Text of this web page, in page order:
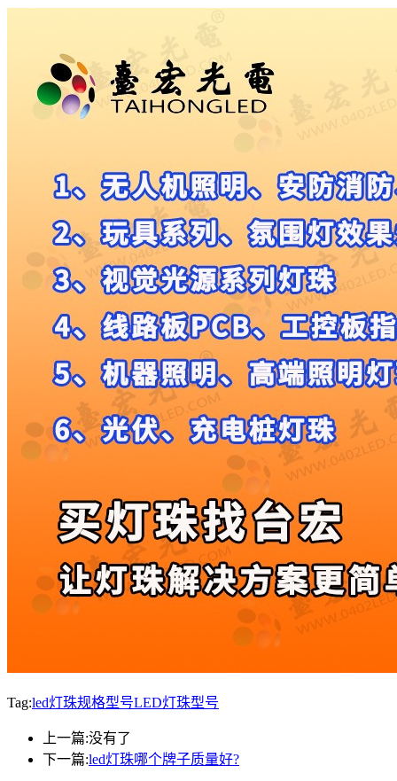
Tag:led灯珠规格型号LED灯珠型号
上一篇:没有了
下一篇:led灯珠哪个牌子质量好?